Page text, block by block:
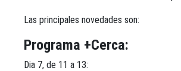
Las principales novedades son:
Programa +Cerca:
Dia 7, de 11 a 13: